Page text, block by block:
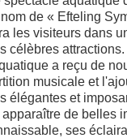
de « Efteling
les visiteurs dans
célèbres
a reçu de
musicale et
élégantes et
de belles
ses